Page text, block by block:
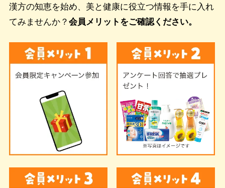
漢方の知恵を始め、美と健康に役立つ情報を手に入れ
てみませんか？ 会員メリットをご確認ください。